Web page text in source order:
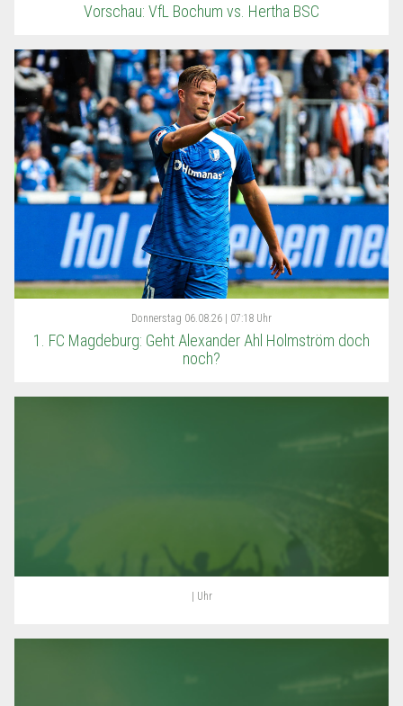
Vorschau: VfL Bochum vs. Hertha BSC
Donnerstag 06.08.26 | 07:18 Uhr
1. FC Magdeburg: Geht Alexander Ahl Holmström doch
noch?
| Uhr